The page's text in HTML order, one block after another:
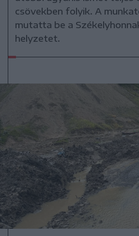
csövekben folyik. A
mutatta be a
helyzetet.